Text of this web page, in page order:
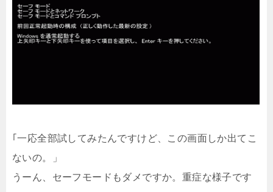
｢一応全部試してみたんですけど、この画面しか出てこ
ないの。」
うーん、セーフモードもダメですか。重症な様子です